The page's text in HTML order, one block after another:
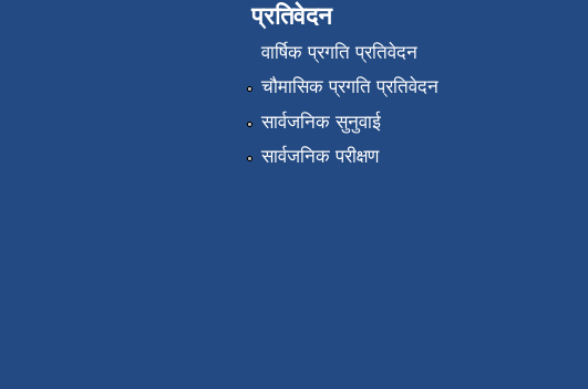
प्रतिवेदन
वार्षिक प्रगति प्रतिवेदन
चौमासिक प्रगति प्रतिवेदन
सार्वजनिक सुनुवाई
सार्वजनिक परीक्षण